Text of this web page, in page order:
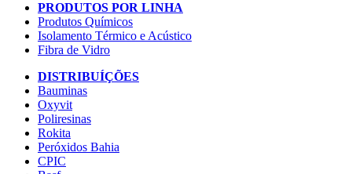
PRODUTOS POR LINHA
Produtos Químicos
Isolamento Térmico e Acústico
Fibra de Vidro
DISTRIBUÍÇÕES
Bauminas
Oxyvit
Poliresinas
Rokita
Peróxidos Bahia
CPIC